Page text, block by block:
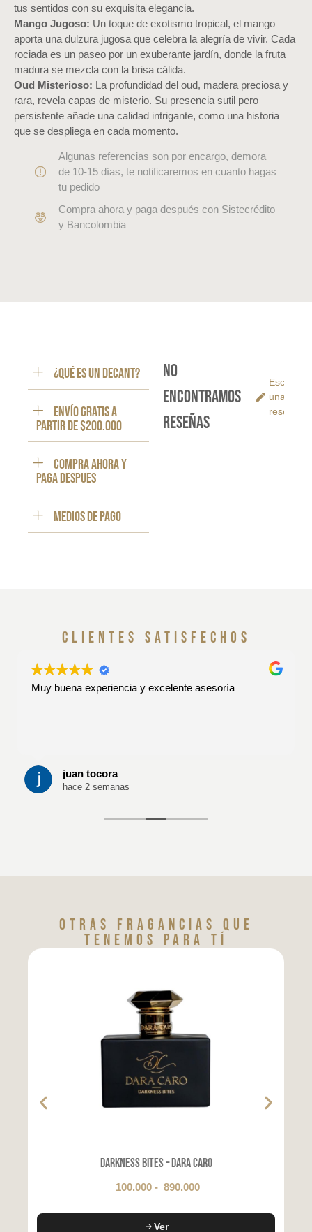
tus sentidos con su exquisita elegancia.
Mango Jugoso: Un toque de exotismo tropical, el mango
aporta una dulzura jugosa que celebra la alegría de vivir. Cada
rociada es un paseo por un exuberante jardín, donde la fruta
madura se mezcla con la brisa cálida.
Oud Misterioso: La profundidad del oud, madera preciosa y
rara, revela capas de misterio. Su presencia sutil pero
persistente añade una calidad intrigante, como una historia
que se despliega en cada momento.
Algunas referencias son por encargo, demora
de 10-15 días, te notificaremos en cuanto hagas
tu pedido
Compra ahora y paga después con Sistecrédito
y Bancolombia
¿Qué es un decant?
ENVÍO GRATIS a
partir de $200.000
Compra ahora y
paga despues
Medios de pago
No
encontramos
reseñas
Escribe
una
reseña
clientes satisfechos
Muy buena experiencia y excelente asesoría
juan tocora
hace 2 semanas
Otras fragancias que
tenemos para tí
Darkness Bites – Dara Caro
100.000 - 890.000
Ver